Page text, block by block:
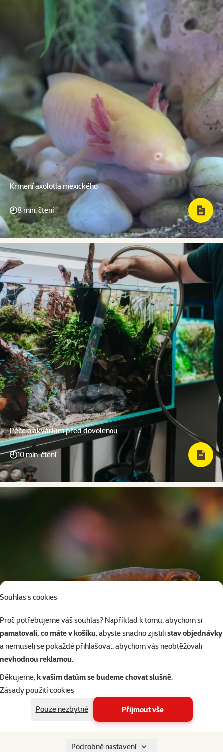
Souhlas s cookies
Proč potřebujeme váš souhlas? Například k tomu, abychom si
pamatovali, co máte v košíku, abyste snadno zjistilistav objednávky
a nemuseli se pokaždé přihlašovat, abychom vás neobtěžovali
nevhodnou reklamou.
Děkujeme,k vašim datům se budeme chovat slušně.
Zásady použití cookies
Pouze nezbytné
Přijmout vše
Podrobné nastavení
Krmení axolotla mexického
8 min. čtení
Péče o akvárium před dovolenou
10 min. čtení
Výběr vhodného krmení pro jednotlivé druhy akvarijních ryb
Další témata poradny